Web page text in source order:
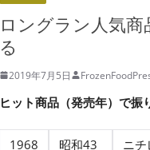
りお米
～ニチ
ロングラン人気
る
2019年7月5日
ヒット商品（発売年）で
1968
昭和43
ニチ